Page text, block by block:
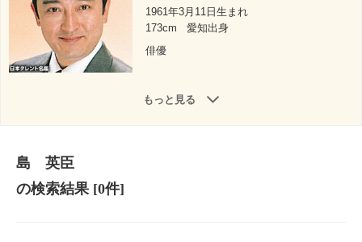
1961年3月11日生まれ
173cm
愛知出身
俳優
もっと見る
島 英臣
の検索結果[0件]